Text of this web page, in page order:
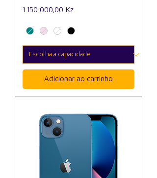
Preço
1 150 000,00 Kz
Adicionar ao carrinho